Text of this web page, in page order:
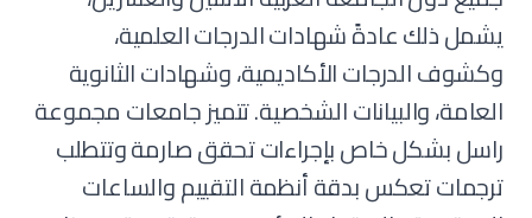
يشمل ذلك عادةً شهادات الدرجات العلمية،
وكشوف الدرجات الأكاديمية، وشهادات الثانوية
العامة، والبيانات الشخصية. تتميز جامعات مجموعة
راسل بشكل خاص بإجراءات تحقق صارمة وتتطلب
ترجمات تعكس بدقة أنظمة التقييم والساعات